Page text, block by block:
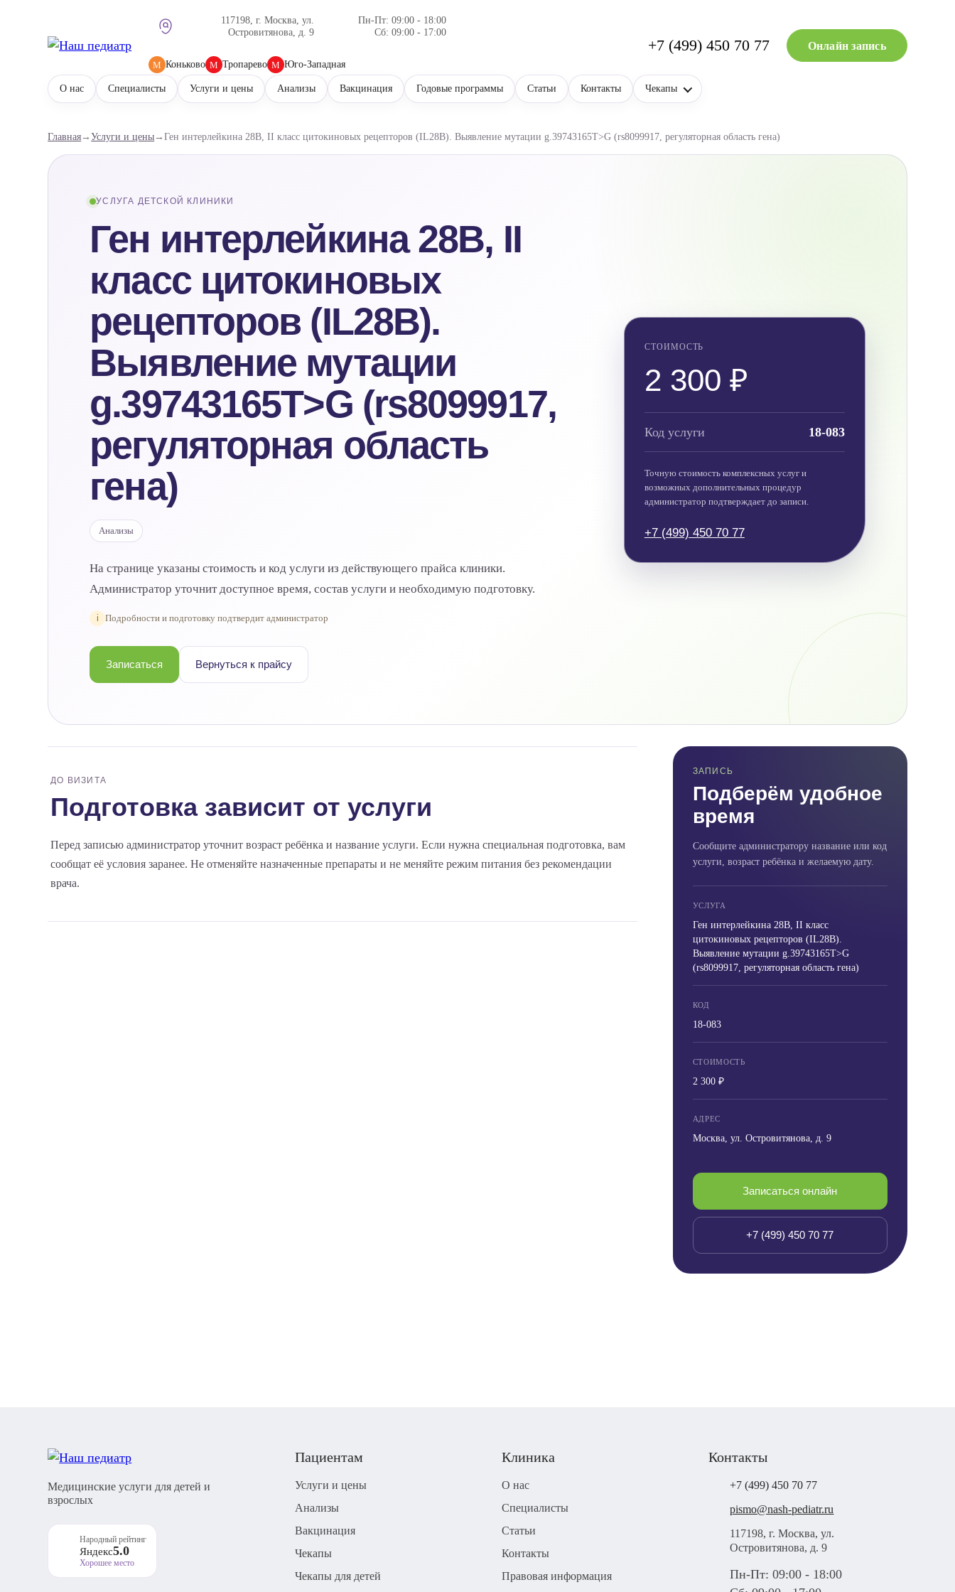
117198, г. Москва, ул.
Островитянова, д. 9
Пн-Пт: 09:00 - 18:00
Сб: 09:00 - 17:00
М Коньково М Тропарево М Юго-Западная
+7 (499) 450 70 77 Онлайн запись
О нас Специалисты Услуги и цены Анализы Вакцинация Годовые программы Статьи Контакты Чекапы
Главная →Услуги и цены →Ген интерлейкина 28B, II класс цитокиновых рецепторов (IL28B). Выявление мутации g.39743165T>G (rs8099917, регуляторная область гена)
УСЛУГА ДЕТСКОЙ КЛИНИКИ
Ген интерлейкина 28B, II
класс цитокиновых
рецепторов (IL28B).
Выявление мутации
g.39743165T>G (rs8099917,
регуляторная область
гена)
Анализы
На странице указаны стоимость и код услуги из действующего прайса клиники.
Администратор уточнит доступное время, состав услуги и необходимую подготовку.
i Подробности и подготовку подтвердит администратор
Записаться Вернуться к прайсу
СТОИМОСТЬ
2 300 ₽
Код услуги 18-083
Точную стоимость комплексных услуг и
возможных дополнительных процедур
администратор подтверждает до записи.
+7 (499) 450 70 77
ДО ВИЗИТА
Подготовка зависит от услуги
Перед записью администратор уточнит возраст ребёнка и название услуги. Если нужна специальная подготовка, вам
сообщат её условия заранее. Не отменяйте назначенные препараты и не меняйте режим питания без рекомендации
врача.
ЗАПИСЬ
Подберём удобное
время
Сообщите администратору название или код
услуги, возраст ребёнка и желаемую дату.
УСЛУГА
Ген интерлейкина 28B, II класс
цитокиновых рецепторов (IL28B).
Выявление мутации g.39743165T>G
(rs8099917, регуляторная область гена)
КОД
18-083
СТОИМОСТЬ
2 300 ₽
АДРЕС
Москва, ул. Островитянова, д. 9
Записаться онлайн
+7 (499) 450 70 77
Медицинские услуги для детей и
взрослых
Народный рейтинг
Яндекс5.0
Хорошее место
Пациентам
Услуги и цены
Анализы
Вакцинация
Чекапы
Чекапы для детей
Клиника
О нас
Специалисты
Статьи
Контакты
Правовая информация
Контакты
+7 (499) 450 70 77
pismo@nash-pediatr.ru
117198, г. Москва, ул.
Островитянова, д. 9
Пн-Пт: 09:00 - 18:00